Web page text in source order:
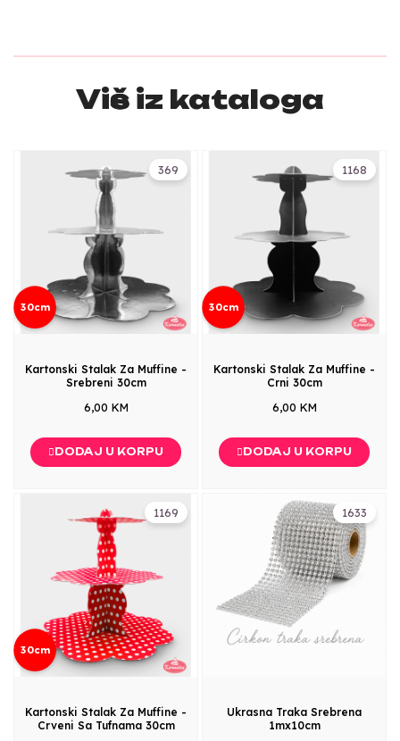
Više iz kataloga
369
30cm
Kartonski Stalak Za Muffine -
Srebreni 30cm
6,00 KM
DODAJ U KORPU
1168
30cm
Kartonski Stalak Za Muffine -
Crni 30cm
6,00 KM
DODAJ U KORPU
1169
30cm
Kartonski Stalak Za Muffine -
Crveni Sa Tufnama 30cm
1633
Ukrasna Traka Srebrena
1mx10cm